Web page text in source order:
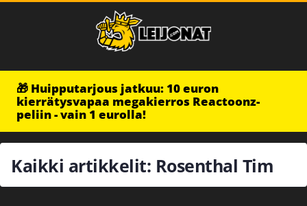
🎁 Huipputarjous jatkuu: 10 euron
kierrätysvapaa megakierros Reactoonz-
peliin - vain 1 eurolla!
Kaikki artikkelit: Rosenthal Tim